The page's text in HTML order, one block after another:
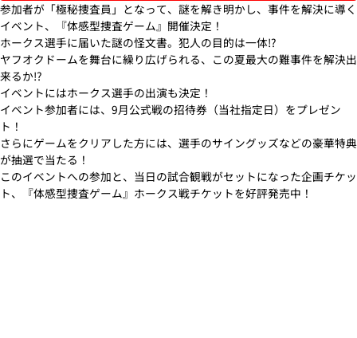
参加者が「極秘捜査員」となって、謎を解き明かし、事件を解決に導く
イベント、『体感型捜査ゲーム』開催決定！
ホークス選手に届いた謎の怪文書。犯人の目的は一体!?
ヤフオクドームを舞台に繰り広げられる、この夏最大の難事件を解決出
来るか!?
イベントにはホークス選手の出演も決定！
イベント参加者には、9月公式戦の招待券（当社指定日）をプレゼン
ト！
さらにゲームをクリアした方には、選手のサイングッズなどの豪華特典
が抽選で当たる！
このイベントへの参加と、当日の試合観戦がセットになった企画チケッ
ト、『体感型捜査ゲーム』ホークス戦チケットを好評発売中！